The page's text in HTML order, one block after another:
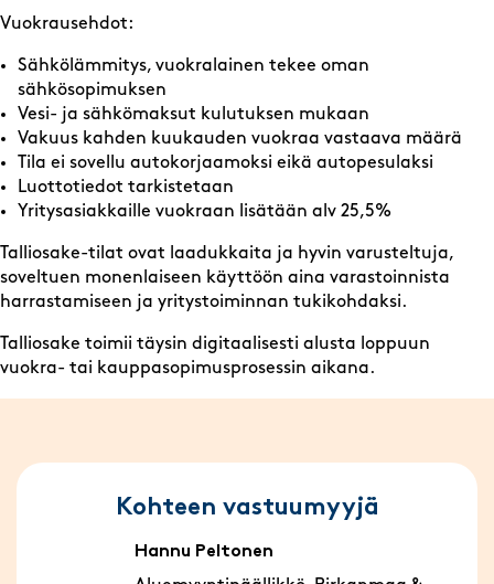
Vuokrausehdot:
Sähkölämmitys, vuokralainen tekee oman
sähkösopimuksen
Vesi- ja sähkömaksut kulutuksen mukaan
Vakuus kahden kuukauden vuokraa vastaava määrä
Tila ei sovellu autokorjaamoksi eikä autopesulaksi
Luottotiedot tarkistetaan
Yritysasiakkaille vuokraan lisätään alv 25,5%
Talliosake-tilat ovat laadukkaita ja hyvin varusteltuja,
soveltuen monenlaiseen käyttöön aina varastoinnista
harrastamiseen ja yritystoiminnan tukikohdaksi.
Talliosake toimii täysin digitaalisesti alusta loppuun
vuokra- tai kauppasopimusprosessin aikana.
Kohteen vastuumyyjä
Hannu Peltonen